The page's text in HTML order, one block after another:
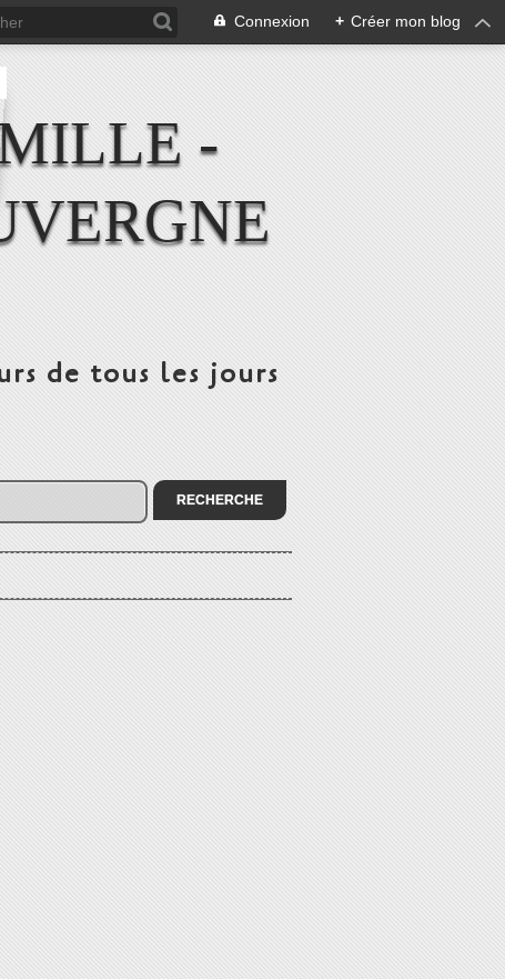
Connexion + Créer mon blog
-
de tous les jours